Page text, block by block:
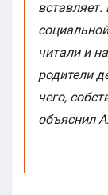
читали и
родители
чего,
объяснил